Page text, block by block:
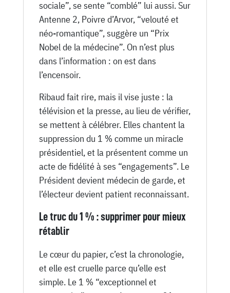
sociale”, se sente “comblé” lui aussi. Sur
Antenne 2, Poivre d’Arvor, “velouté et
néo-romantique”, suggère un “Prix
Nobel de la médecine”. On n’est plus
dans l’information : on est dans
l’encensoir.
Ribaud fait rire, mais il vise juste : la
télévision et la presse, au lieu de vérifier,
se mettent à célébrer. Elles chantent la
suppression du 1 % comme un miracle
présidentiel, et la présentent comme un
acte de fidélité à ses “engagements”. Le
Président devient médecin de garde, et
l’électeur devient patient reconnaissant.
Le truc du 1 % : supprimer pour mieux
rétablir
Le cœur du papier, c’est la chronologie,
et elle est cruelle parce qu’elle est
simple. Le 1 % “exceptionnel et